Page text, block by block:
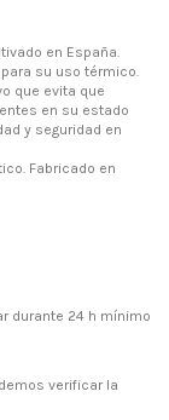
en España.
su uso térmico.
que evita que
en su estado
y seguridad en
Fabricado en
durante 24 h mínimo
verificar la